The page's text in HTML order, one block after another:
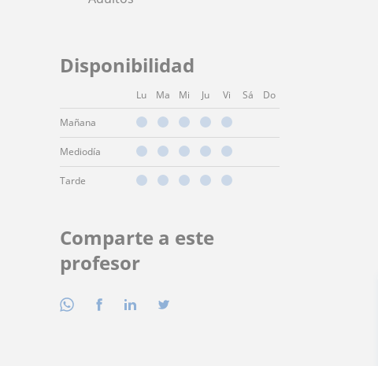
Disponibilidad
Lu Ma Mi Ju Vi Sá Do
Mañana
Mediodía
Tarde
Comparte a este
profesor